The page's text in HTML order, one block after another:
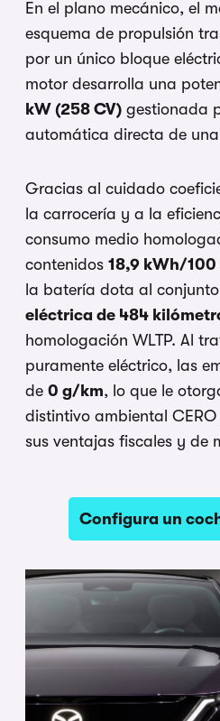
En el plano mecánico, el
esquema de propulsión
por un único bloque
motor desarrolla una
kW (258 CV) gestionada
automática directa de
Gracias al cuidado
la carrocería y a la
consumo medio
contenidos 18,9 kWh/100
la batería dota al
eléctrica de 484
homologación WLTP. Al
puramente eléctrico, las
de 0 g/km, lo que le
distintivo ambiental
sus ventajas fiscales y de
Configura un